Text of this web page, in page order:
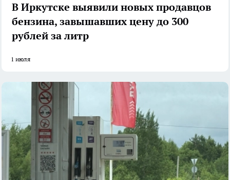
В Иркутске выявили новых продавцов
бензина, завышавших цену до 300
рублей за литр
1 июля